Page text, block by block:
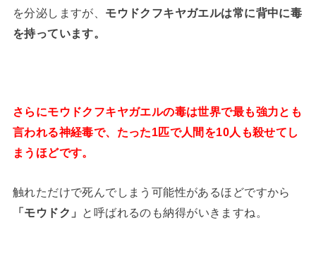
を分泌しますが、 モウドクフキヤガエルは常に背中に毒
を持っています。
さらにモウドクフキヤガエルの毒は世界で最も強力とも
言われる神経毒で、たった1匹で人間を10人も殺せてし
まうほどです。
触れただけで死んでしまう可能性があるほどですから
「モウドク」
と呼ばれるのも納得がいきますね。